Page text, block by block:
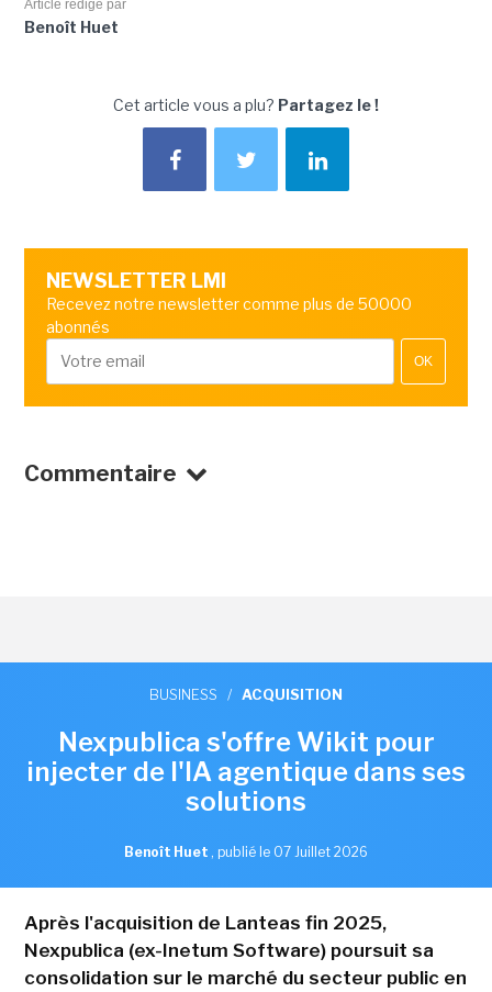
Article rédigé par
Benoît Huet
Cet article vous a plu? Partagez le !
NEWSLETTER LMI
Recevez notre newsletter comme plus de 50000
abonnés
OK
Commentaire
BUSINESS / ACQUISITION
Nexpublica s'offre Wikit pour
injecter de l'IA agentique dans ses
solutions
Benoît Huet , publié le 07 Juillet 2026
Après l'acquisition de Lanteas fin 2025,
Nexpublica (ex-Inetum Software) poursuit sa
consolidation sur le marché du secteur public en